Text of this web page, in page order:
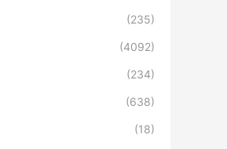
(235)
(4092)
(234)
(638)
(18)